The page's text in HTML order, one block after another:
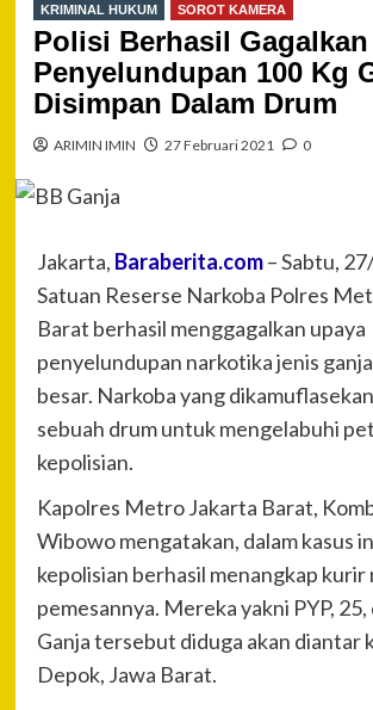
KRIMINAL HUKUM SOROT KAMERA
Polisi Berhasil Gagalkan
Penyelundupan 100 Kg
Disimpan Dalam Drum
ARIMIN IMIN 27 Februari 2021 0
Jakarta, Baraberita.com– Sabtu,
Satuan Reserse Narkoba Polres
Barat berhasil menggagalkan upaya
penyelundupan narkotika jenis
besar. Narkoba yang
sebuah drum untuk mengelabuhi
kepolisian.
Kapolres Metro Jakarta Barat,
Wibowo mengatakan, dalam kasus
kepolisian berhasil menangkap kurir
pemesannya. Mereka yakni PYP, 25,
Ganja tersebut diduga akan diantar
Depok, Jawa Barat.